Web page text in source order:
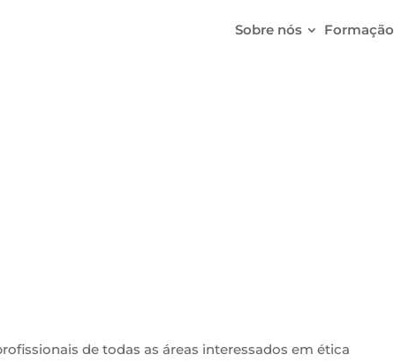
Sobre nós Formação
de todas as áreas interessados em ética